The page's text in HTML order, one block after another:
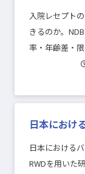
入院レセプト
きるのか。
率・年齢差・
用上の注意点
日本におけ
日本における
RWDを用いた